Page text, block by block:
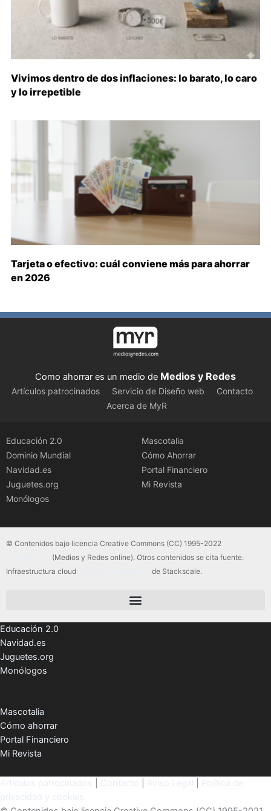
Vivimos dentro de dos inflaciones: lo barato, lo caro
y lo irrepetible
Tarjeta o efectivo: cuál conviene más para ahorrar
en 2026
Como ahorrar es un medio de Medios y Redes
Artículos patrocinados Servicio de Diseño web
Contacto
Acerca de MyR
Educación 2.0
Dominio Mundial
Navidad.es
Juguetes.org
Monólogos
Mascotalia
Cómo Ahorrar
Portal Financiero
Mi Revista
© Contenidos bajo licencia Creative Commons (CC) 1995-2022
(Medios y Redes online). Otros contenidos se cita fuente.
Infraestructura cloud
de Stackscale.
Educación 2.0
Navidad.es
Juguetes.org
Monólogos
Mascotalia
Cómo ahorrar
Portal Financiero
Mi Revista